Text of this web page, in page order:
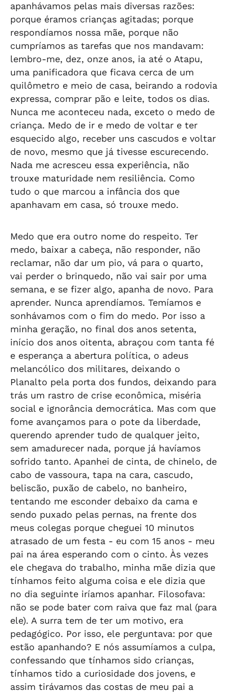
apanhávamos pelas mais diversas razões:
porque éramos crianças agitadas; porque
respondíamos nossa mãe, porque não
cumpríamos as tarefas que nos mandavam:
lembro-me, dez, onze anos, ia até o Atapu,
uma panificadora que ficava cerca de um
quilômetro e meio de casa, beirando a rodovia
expressa, comprar pão e leite, todos os dias.
Nunca me aconteceu nada, exceto o medo de
criança. Medo de ir e medo de voltar e ter
esquecido algo, receber uns cascudos e voltar
de novo, mesmo que já tivesse escurecendo.
Nada me acresceu essa experiência, não
trouxe maturidade nem resiliência. Como
tudo o que marcou a infância dos que
apanhavam em casa, só trouxe medo.
Medo que era outro nome do respeito. Ter
medo, baixar a cabeça, não responder, não
reclamar, não dar um pio, vá para o quarto,
vai perder o brinquedo, não vai sair por uma
semana, e se fizer algo, apanha de novo. Para
aprender. Nunca aprendíamos. Temíamos e
sonhávamos com o fim do medo. Por isso a
minha geração, no final dos anos setenta,
início dos anos oitenta, abraçou com tanta fé
e esperança a abertura política, o adeus
melancólico dos militares, deixando o
Planalto pela porta dos fundos, deixando para
trás um rastro de crise econômica, miséria
social e ignorância democrática. Mas com que
fome avançamos para o pote da liberdade,
querendo aprender tudo de qualquer jeito,
sem amadurecer nada, porque já havíamos
sofrido tanto. Apanhei de cinta, de chinelo, de
cabo de vassoura, tapa na cara, cascudo,
beliscão, puxão de cabelo, no banheiro,
tentando me esconder debaixo da cama e
sendo puxado pelas pernas, na frente dos
meus colegas porque cheguei 10 minutos
atrasado de um festa - eu com 15 anos - meu
pai na área esperando com o cinto. Às vezes
ele chegava do trabalho, minha mãe dizia que
tínhamos feito alguma coisa e ele dizia que
no dia seguinte iríamos apanhar. Filosofava:
não se pode bater com raiva que faz mal (para
ele). A surra tem de ter um motivo, era
pedagógico. Por isso, ele perguntava: por que
estão apanhando? E nós assumíamos a culpa,
confessando que tínhamos sido crianças,
tínhamos tido a curiosidade dos jovens, e
assim tirávamos das costas de meu pai a